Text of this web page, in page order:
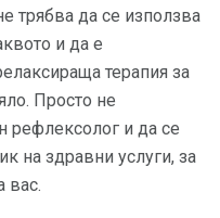
трябва да се използва
и да е
терапия за
Просто не
рефлексолог и да се
на здравни услуги, за
вас.